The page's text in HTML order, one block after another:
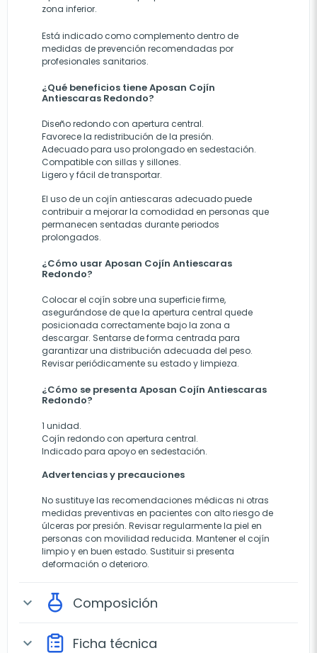
zona inferior.
Está indicado como complemento dentro de
medidas de prevención recomendadas por
profesionales sanitarios.
¿Qué beneficios tiene Aposan Cojín
Antiescaras Redondo?
Diseño redondo con apertura central.
Favorece la redistribución de la presión.
Adecuado para uso prolongado en sedestación.
Compatible con sillas y sillones.
Ligero y fácil de transportar.
El uso de un cojín antiescaras adecuado puede
contribuir a mejorar la comodidad en personas que
permanecen sentadas durante periodos
prolongados.
¿Cómo usar Aposan Cojín Antiescaras
Redondo?
Colocar el cojín sobre una superficie firme,
asegurándose de que la apertura central quede
posicionada correctamente bajo la zona a
descargar. Sentarse de forma centrada para
garantizar una distribución adecuada del peso.
Revisar periódicamente su estado y limpieza.
¿Cómo se presenta Aposan Cojín Antiescaras
Redondo?
1 unidad.
Cojín redondo con apertura central.
Indicado para apoyo en sedestación.
Advertencias y precauciones
No sustituye las recomendaciones médicas ni otras
medidas preventivas en pacientes con alto riesgo de
úlceras por presión. Revisar regularmente la piel en
personas con movilidad reducida. Mantener el cojín
limpio y en buen estado. Sustituir si presenta
deformación o deterioro.
expand_more Composición
expand_more Ficha técnica